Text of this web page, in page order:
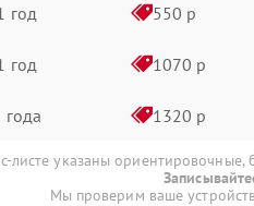
год 550 р
год 1070 р
года 1320 р
листе указаны ориентировочные,
Мы проверим ваше